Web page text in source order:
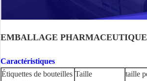
EMBALLAGE PHARMACEUTIQUE
Caractéristiques
Étiquettes de bouteilles Taille
taille